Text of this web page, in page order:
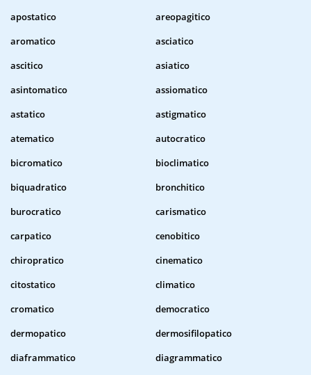
apostatico
areopagitico
aromatico
asciatico
ascitico
asiatico
asintomatico
assiomatico
astatico
astigmatico
atematico
autocratico
bicromatico
bioclimatico
biquadratico
bronchitico
burocratico
carismatico
carpatico
cenobitico
chiropratico
cinematico
citostatico
climatico
cromatico
democratico
dermopatico
dermosifilopatico
diaframmatico
diagrammatico